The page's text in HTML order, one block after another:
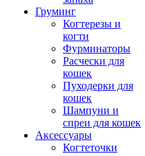
Груминг
Когтерезы и
когти
Фурминаторы
Расчески для
кошек
Пуходерки для
кошек
Шампуни и
спреи для кошек
Аксессуары
Когтеточки